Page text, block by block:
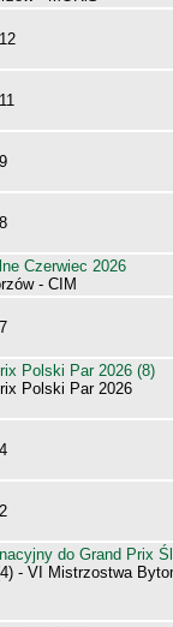
Czerwiec 2026
- CIM
Polski Par 2026 (8)
Polski Par 2026
do Grand Prix
- VI Mistrzostwa